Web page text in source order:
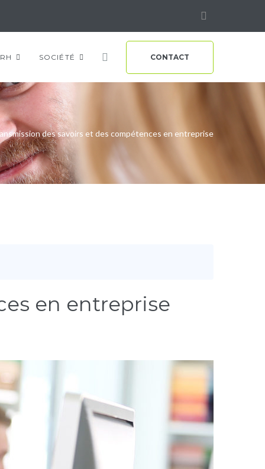
Linkedin
RH SOCIÉTÉ CONTACT
des savoirs et des compétences en entreprise
en entreprise